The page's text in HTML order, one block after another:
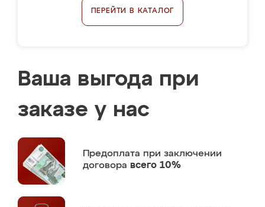
ПЕРЕЙТИ В КАТАЛОГ
Ваша выгода при
заказе у нас
Предоплата при заключении
договора всего 10%